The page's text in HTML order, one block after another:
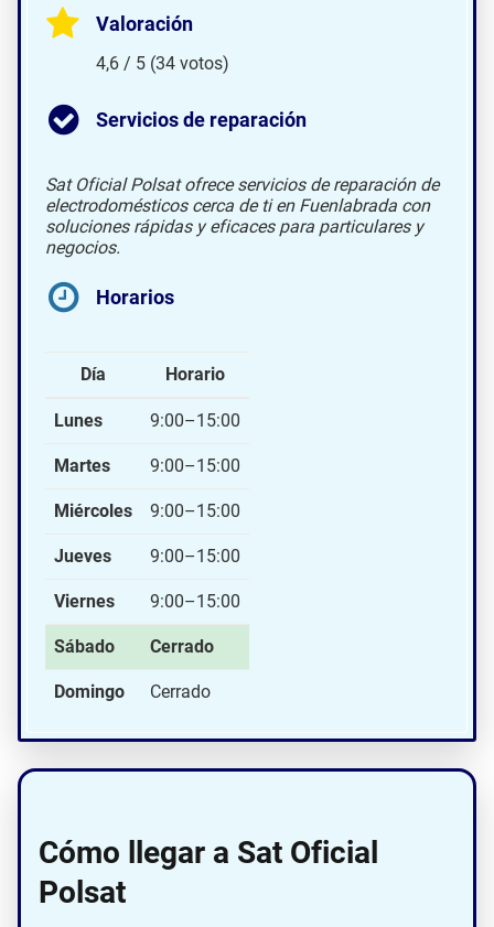
Valoración
4,6 / 5 (34 votos)
Servicios de reparación
Sat Oficial Polsat ofrece servicios de reparación de
electrodomésticos cerca de ti en Fuenlabrada con
soluciones rápidas y eficaces para particulares y
negocios.
Horarios
Día Horario
Lunes 9:00–15:00
Martes 9:00–15:00
Miércoles 9:00–15:00
Jueves 9:00–15:00
Viernes 9:00–15:00
Sábado Cerrado
Domingo Cerrado
Cómo llegar a Sat Oficial
Polsat